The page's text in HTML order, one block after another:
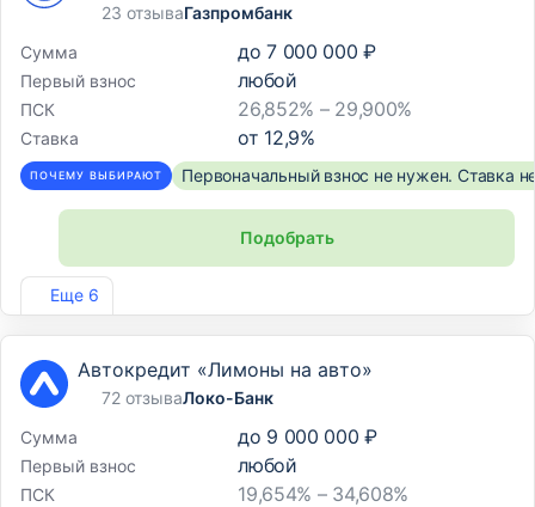
Еще 6
23 отзываГазпромбанк
Сумма
до 7 000 000 ₽
Первый взнос любой
ПСК 26,852% – 29,900%
Ставка от 12,9%
ПОЧЕМУ ВЫБИРАЮТ Первоначальный взнос не нужен. Ставка
Подобрать
Лиц. №354
Автокредит «Лимоны на авто»
72 отзываЛоко-Банк
Сумма
до 9 000 000 ₽
Первый взнос любой
ПСК 19,654% – 34,608%